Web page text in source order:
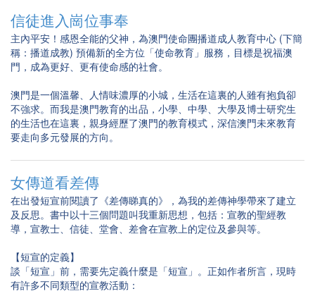
信徒進入崗位事奉
主內平安！感恩全能的父神，為澳門使命團播道成人教育中心 (下簡
稱：播道成教) 預備新的全方位「使命教育」服務，目標是祝福澳
門，成為更好、更有使命感的社會。
澳門是一個溫馨、人情味濃厚的小城，生活在這裏的人雖有抱負卻
不強求。而我是澳門教育的出品，小學、中學、大學及博士研究生
的生活也在這裏，親身經歷了澳門的教育模式，深信澳門未來教育
要走向多元發展的方向。
女傳道看差傳
在出發短宣前閱讀了《差傳睇真的》，為我的差傳神學帶來了建立
及反思。書中以十三個問題叫我重新思想，包括：宣教的聖經教
導，宣教士、信徒、堂會、差會在宣教上的定位及參與等。
【短宣的定義】
談「短宣」前，需要先定義什麼是「短宣」。正如作者所言，現時
有許多不同類型的宣教活動：